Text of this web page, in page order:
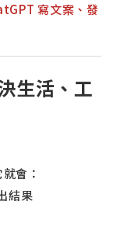
寫文案、發
生活、工
會：
結果